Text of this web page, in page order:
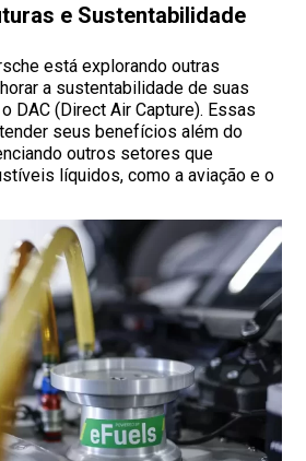
e Sustentabilidade
está explorando outras
a sustentabilidade de suas
DAC (Direct Air Capture). Essas
seus benefícios além do
outros setores que
líquidos, como a aviação e o